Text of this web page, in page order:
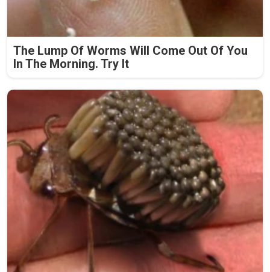
The Lump Of Worms Will Come Out Of You
In The Morning. Try It